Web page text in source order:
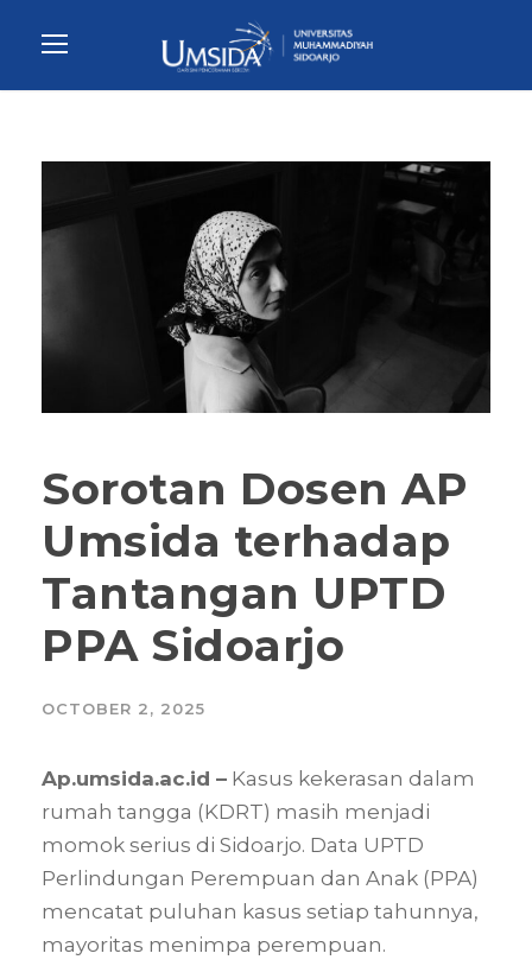
Sorotan Dosen AP
Umsida terhadap
Tantangan UPTD
PPA Sidoarjo
OCTOBER 2, 2025
Ap.umsida.ac.id – Kasus kekerasan dalam
rumah tangga (KDRT) masih menjadi
momok serius di Sidoarjo. Data UPTD
Perlindungan Perempuan dan Anak (PPA)
mencatat puluhan kasus setiap tahunnya,
mayoritas menimpa perempuan.